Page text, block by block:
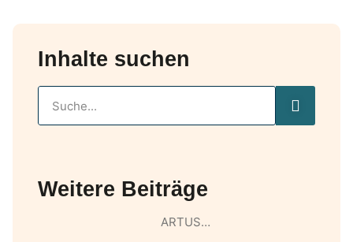
Inhalte suchen
Weitere Beiträge
ARTUS…